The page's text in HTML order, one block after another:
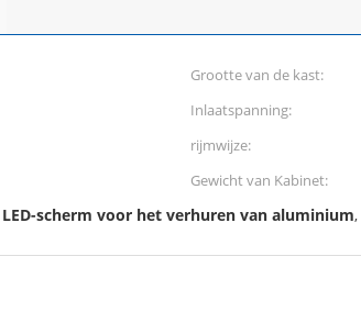
Grootte van de kast:
Inlaatspanning:
rijmwijze:
Gewicht van Kabinet:
LED-scherm voor het verhuren van aluminium,